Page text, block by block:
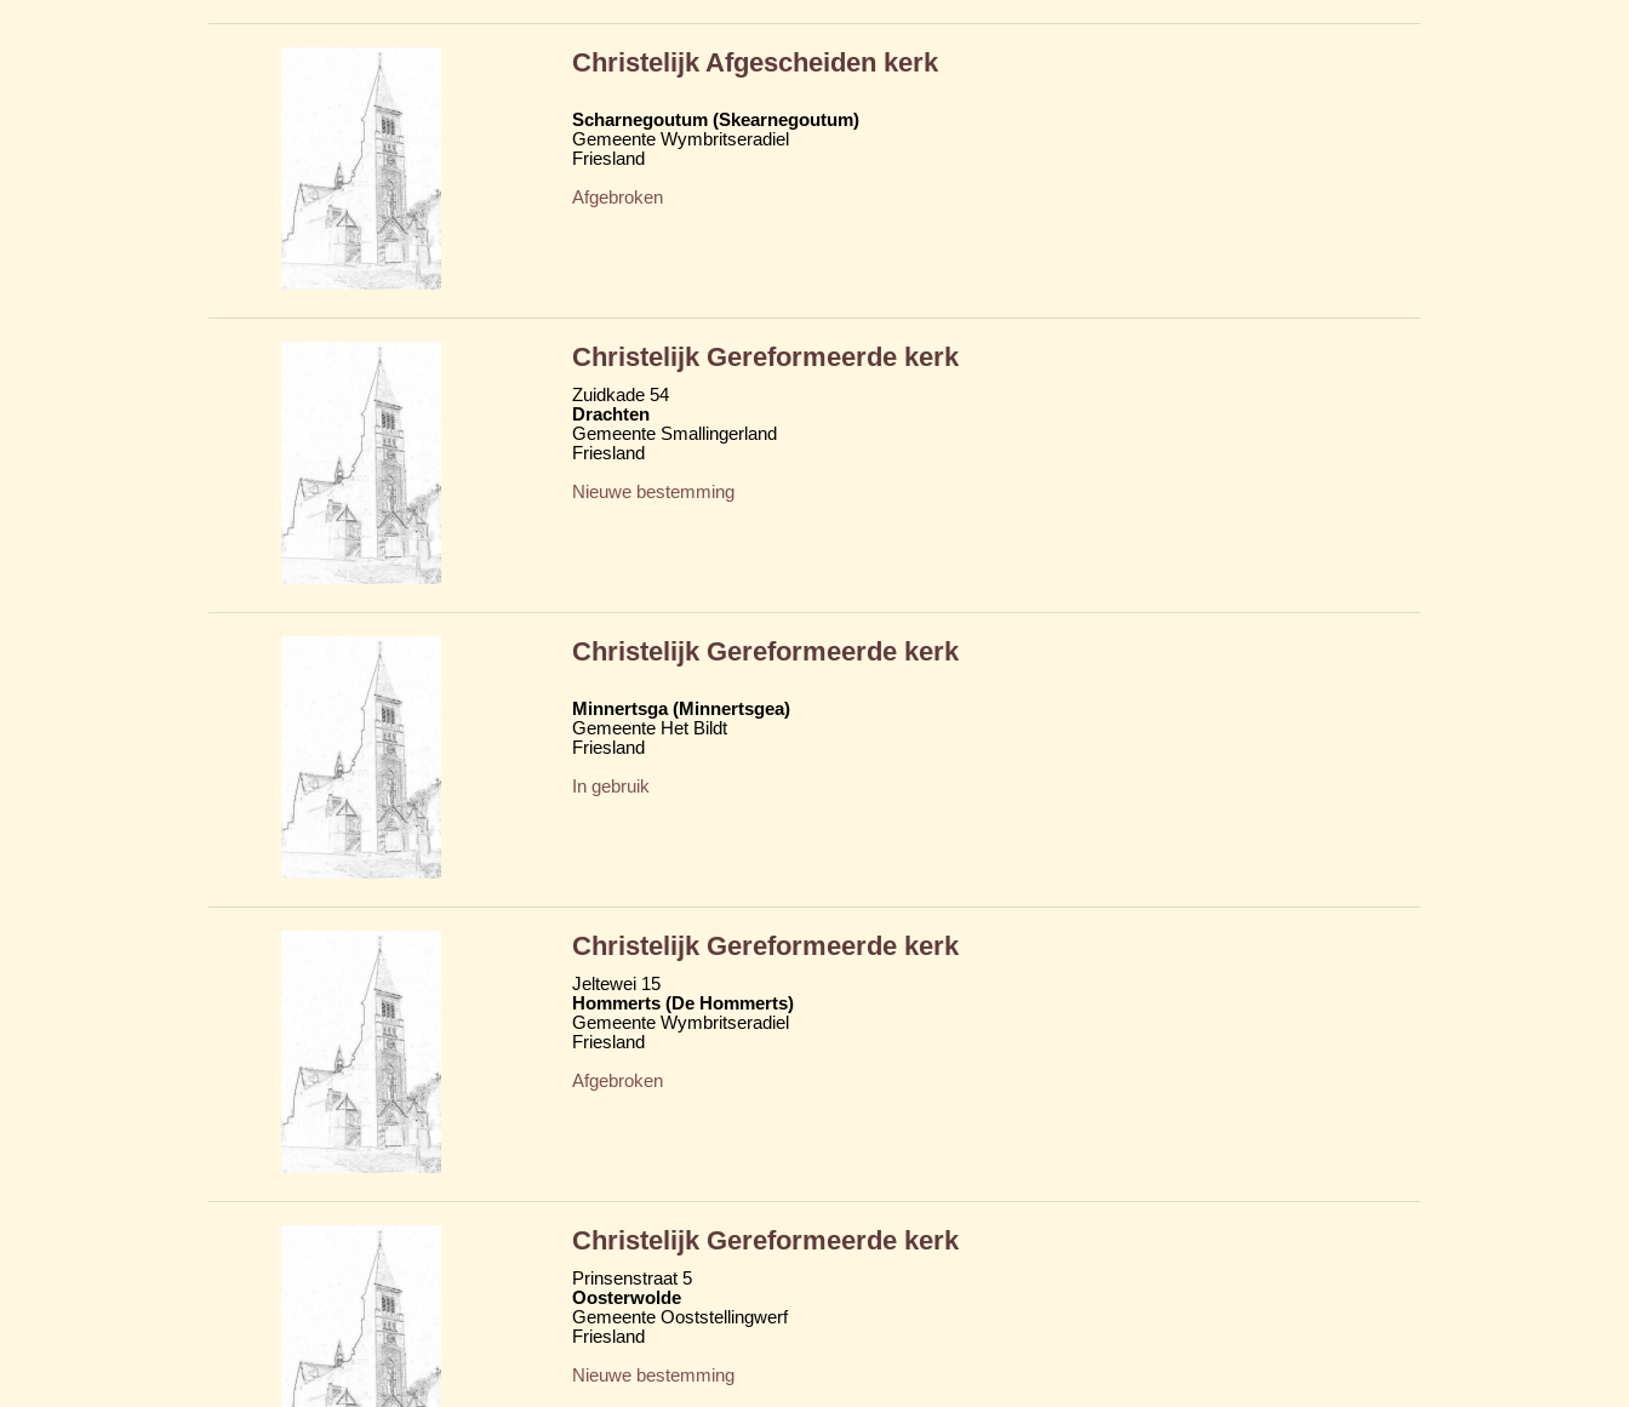
Christelijk Afgescheiden kerk
Scharnegoutum (Skearnegoutum)
Gemeente Wymbritseradiel
Friesland
Afgebroken
Christelijk Gereformeerde kerk
Zuidkade 54
Drachten
Gemeente Smallingerland
Friesland
Nieuwe bestemming
Christelijk Gereformeerde kerk
Minnertsga (Minnertsgea)
Gemeente Het Bildt
Friesland
In gebruik
Christelijk Gereformeerde kerk
Jeltewei 15
Hommerts (De Hommerts)
Gemeente Wymbritseradiel
Friesland
Afgebroken
Christelijk Gereformeerde kerk
Prinsenstraat 5
Oosterwolde
Gemeente Ooststellingwerf
Friesland
Nieuwe bestemming